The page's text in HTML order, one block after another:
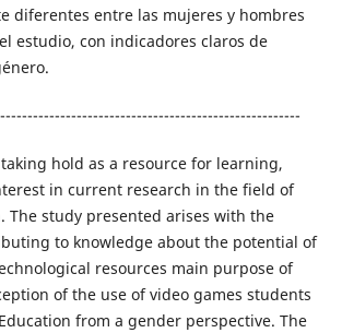
diferentes entre las mujeres y hombres
estudio, con indicadores claros de
hold as a resource for learning,
in current research in the field of
The study presented arises with the
to knowledge about the potential of
resources main purpose of
of the use of video games students
from a gender perspective. The